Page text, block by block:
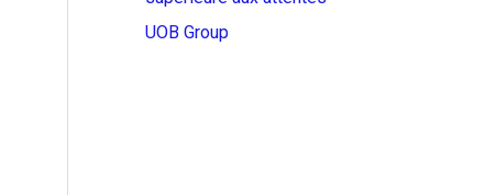
UOB Group